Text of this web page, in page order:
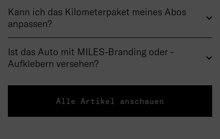
Kann ich das Kilometerpaket meines Abos
anpassen?
Ist das Auto mit MILES-Branding oder -
Aufklebern versehen?
Alle Artikel anschauen